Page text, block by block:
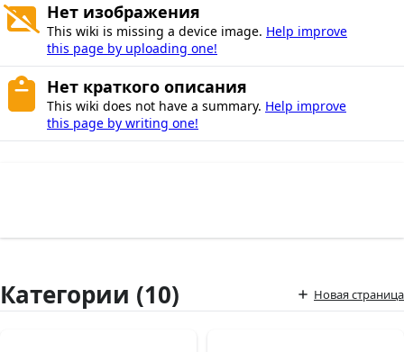
Нет изображения
This wiki is missing a device image. Help improve
this page by uploading one!
Нет краткого описания
This wiki does not have a summary. Help improve
this page by writing one!
Категории (10) Новая страница